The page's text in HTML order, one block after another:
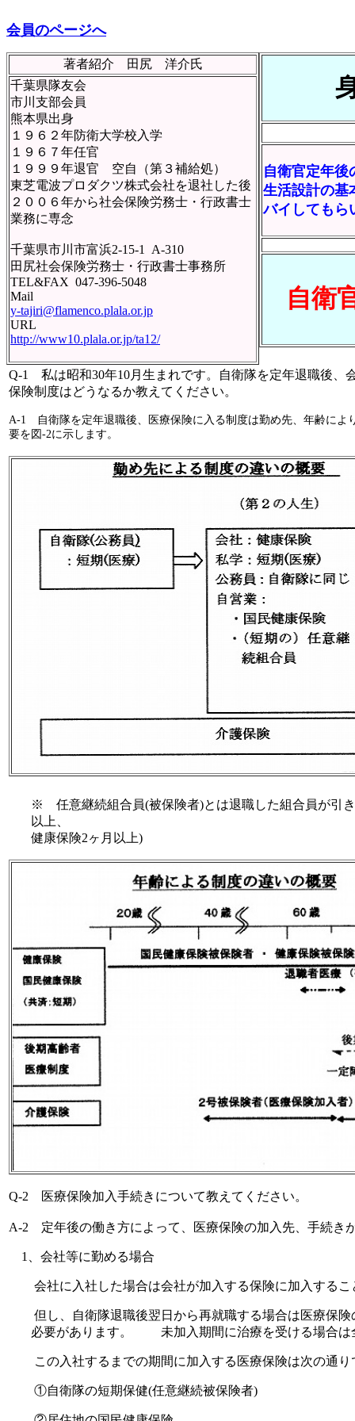
会員のページへ
著者紹介
田尻 洋介氏
千葉県隊友会
市川支部会員
熊本県出身
１９６２年防衛大学校入学
１９６７年任官
１９９９年退官 空自（第３補給処）
東芝電波プロダクツ株式会社を退社した後
２００６年から社会保険労務士・行政書士
業務に専念
千葉県市川市富浜2-15-1 A-310
田尻社会保険労務士・行政書士事務所
TEL&FAX 047-396-5048
Mail
y-tajiri@flamenco.plala.or.jp
URL
http://www10.plala.or.jp/ta12/
自衛官定年後
生活設計の基
バイしてもら
自衛
Q-1 私は昭和30年10月生まれです。自衛隊を定年退職後、
保険制度はどうなるか教えてください。
A-1 自衛隊を定年退職後、医療保険に入る制度は勤め先、年齢によ
要を図-2に示します。
※ 任意継続組合員(被保険者)とは退職した組合員が引
以上、
健康保険2ヶ月以上)
Q-2 医療保険加入手続きについて教えてください。
A-2 定年後の働き方によって、医療保険の加入先、手続き
1 、会社等に勤める場合
会社に入社した場合は会社が加入する保険に加入するこ
但し、自衛隊退職後翌日から再就職する場合は医療保険
必要があります。 未加入期間に治療を受ける場合は
この入社するまでの期間に加入する医療保険は次の通り
①自衛隊の短期保健(任意継続被保険者)